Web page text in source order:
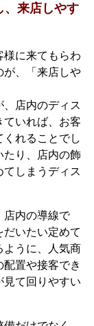
、来店しやす
様に来てもらわ
が、「来店しや
店内のディス
ていれば、お客
れることでし
たり、店内の飾
てしまうディス
店内の導線で
いたい定めて
ように、人気商
置や接客でき
見て回りやすい